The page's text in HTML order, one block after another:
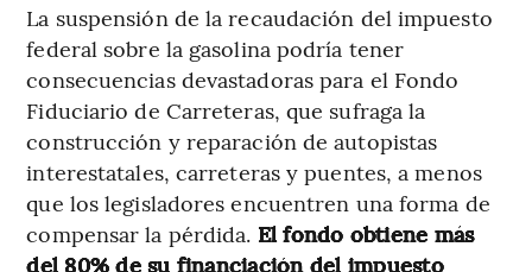
La suspensión de la recaudación del impuesto
federal sobre la gasolina podría tener
consecuencias devastadoras para el Fondo
Fiduciario de Carreteras, que sufraga la
construcción y reparación de autopistas
interestatales, carreteras y puentes, a menos
que los legisladores encuentren una forma de
compensar la pérdida. El fondo obtiene más
del 80% de su financiación del impuesto